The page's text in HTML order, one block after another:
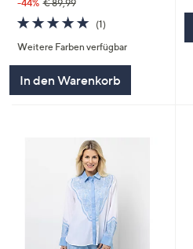
-44% € 89,99
5.0
von
5
(1)1
Weitere Farben verfügbar
In den Warenkorb